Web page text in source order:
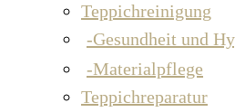
Teppichreinigung
Gesundheit und
Materialpflege
Teppichreparatur